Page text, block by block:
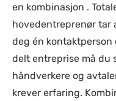
en kombinasjon .
hovedentreprenør tar
deg én kontaktperson
delt entreprise må du
håndverkere og
krever erfaring.